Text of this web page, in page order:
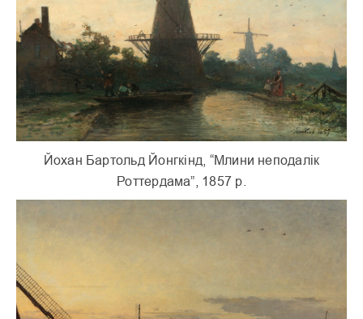
Йохан Бартольд Йонгкінд, “Млини неподалік
Роттердама”, 1857 р.